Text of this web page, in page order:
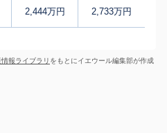
2,444万円 2,733万円
報ライブラリ をもとにイエウール編集部が作成